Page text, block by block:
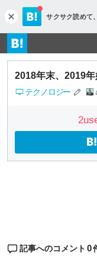
c
l
o
s
e
サクサク読めて、
2018年末、2019
テクノロジー
2
記事へのコメント 0